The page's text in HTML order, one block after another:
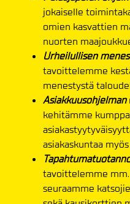
jokaiselle
omien kasvattien
nuorten
Urheilullisen
tavoittelemme
menestystä
Asiakkuusohjelman
kehitämme
asiakaskuntaa
tavoittelemme mm.
seuraamme